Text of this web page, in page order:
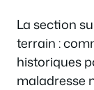
La section
terrain :
historiques
maladresse